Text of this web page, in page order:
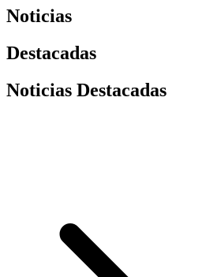
Noticias
Destacadas
Noticias Destacadas